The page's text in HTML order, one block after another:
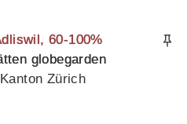
60-100%
globegarden
Zürich